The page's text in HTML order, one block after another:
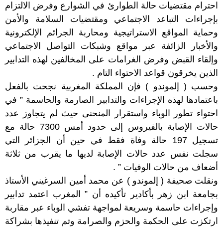
احترام مقتضيات حالة الطوارئ في الشوارع وفرض الالتزام
بإجراءات التباعد الاجتماعي ومقتضيات السلامة والأمن
وحماية المواقع الاستراتيجية ومحاربة الجرائم الإلكترونية
والأخبار الزائفة عبر مواقع وشبكات التواصل الاجتماعي
وإلقاء القبض وفرض الغرامات على المخالفين لهذه التدابير
الذين يخرقون قواعد الاحتواء التام .
وحسب ( إلموندو ) فإن المملكة المغربية نجحت بالفعل
باعتمادها لهذه الإجراءات والتدابير الصارمة والحاسمة ” في
احتواء تطور الوباء واستقرار المنحنى حيث لم يتجاوز عدد
حالات الإصابة بالفيروس إلى حدود أمس 7300 حالة مع
تسجيل 197 حالة وفاة فقط في حين أن الجزائر التي
سجلت نفس عدد حالات الإصابة لديها ما يقرب من ثلاثة
أضعاف من حالات الوفيات ” .
ونقلت صحيفة ( إلموندو ) عن محمد أمين السرغيني الأستاذ
بجامعة ابن زهر بأكادير تأكيده أن ” المغرب اعتمد تدابير
وإجراءات حاسمة وسريعة لمواجهة تفشي الوباء عبر مقاربة
ارتكزت على الحكمة والحزم والصرامة وتم تنفيذها بشراكة